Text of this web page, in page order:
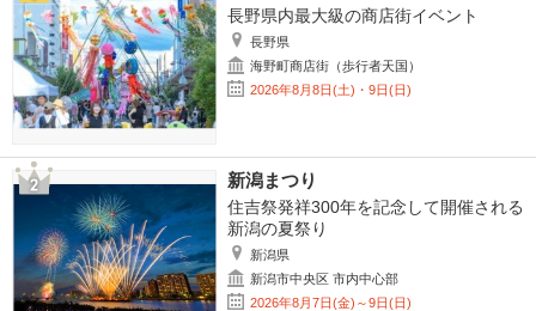
長野県内最大級の商店街イベント
長野県
海野町商店街（歩行者天国）
2026年8月8日(土)・9日(日)
新潟まつり
住吉祭発祥300年を記念して開催される
新潟の夏祭り
新潟県
新潟市中央区 市内中心部
2026年8月7日(金)～9日(日)